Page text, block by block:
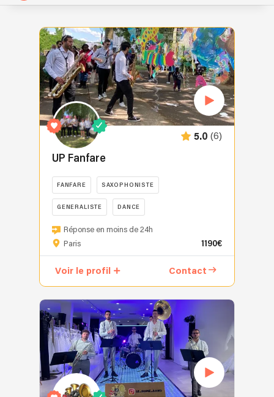
5.0 (6)
UP Fanfare
FANFARE SAXOPHONISTE
GENERALISTE DANCE
Réponse en moins de 24h
Paris
1190€
Voir le profil Contact